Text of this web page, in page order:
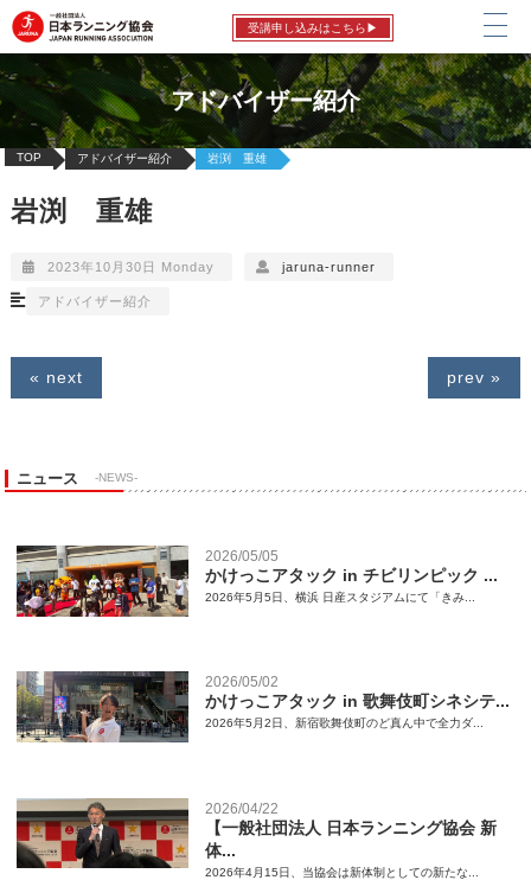
受講申し込みはこちら▶
アドバイザー紹介
TOP アドバイザー紹介 岩渕 重雄
岩渕 重雄
2023年10月30日 Monday jaruna-runner
アドバイザー紹介
« next prev »
ニュース -NEWS-
2026/05/05
かけっこアタック in チビリンピック ...
2026年5月5日、横浜 日産スタジアムにて「きみ...
2026/05/02
かけっこアタック in 歌舞伎町シネシテ...
2026年5月2日、新宿歌舞伎町のど真ん中で全力ダ...
2026/04/22
【一般社団法人 日本ランニング協会 新
体...
2026年4月15日、当協会は新体制としての新たな...